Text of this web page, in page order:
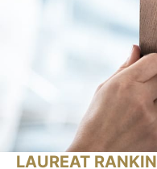
LAUREAT